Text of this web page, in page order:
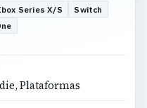
Series X/S
Switch
Plataformas